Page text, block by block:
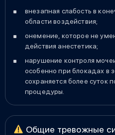
внезапная слабость в
области воздействия;
онемение, которое не
действия анестетика;
нарушение контроля
особенно при блокадах в
сохраняется более суток
процедуры.
Общие тревожные